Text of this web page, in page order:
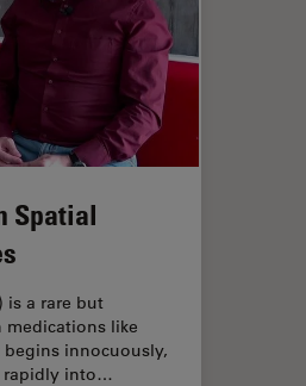
Spatial
is a rare but
like
innocuously,
rapidly into…